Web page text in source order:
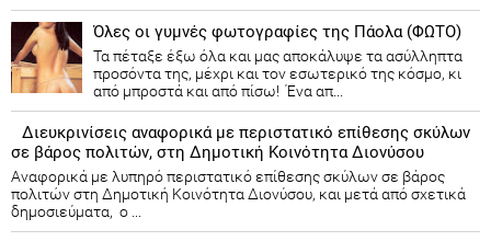
Όλες οι γυμνές φωτογραφίες της Πάολα (ΦΩΤΟ)
Τα πέταξε έξω όλα και μας αποκάλυψε τα ασύλληπτα
προσόντα της, μέχρι και τον εσωτερικό της κόσμο, κι
από μπροστά και από πίσω! Ένα απ...
Διευκρινίσεις αναφορικά με περιστατικό επίθεσης σκύλων
σε βάρος πολιτών, στη Δημοτική Κοινότητα Διονύσου
Αναφορικά με λυπηρό περιστατικό επίθεσης σκύλων σε βάρος
πολιτών στη Δημοτική Κοινότητα Διονύσου, και μετά από σχετικά
δημοσιεύματα, ο ...